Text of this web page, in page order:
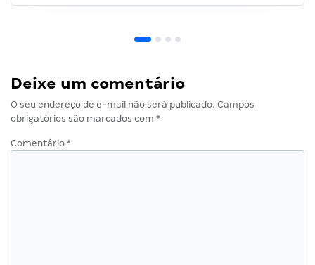
Deixe um comentário
O seu endereço de e-mail não será publicado. Campos
obrigatórios são marcados com *
Comentário *